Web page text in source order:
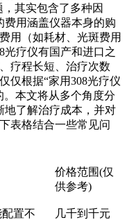
其实包含了多种因
费用涵盖仪器本身的购
用（如耗材、光斑费用
光疗仪有国产和进口之
疗程长短、治疗次数
仅根据“家用308光疗仪
本文将从多个角度分
地了解治疗成本，并对
表格结合一些常见问
价格范围(仅
供参考)
置不
几千到千元